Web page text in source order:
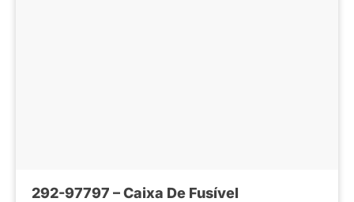
292-97797 – Caixa De Fusível